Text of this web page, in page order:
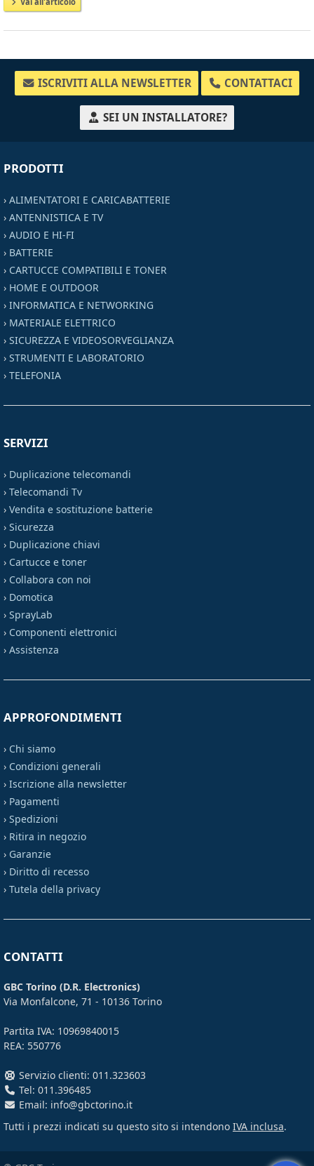
ISCRIVITI ALLA NEWSLETTER CONTATTACI
SEI UN INSTALLATORE?
PRODOTTI
› ALIMENTATORI E CARICABATTERIE
› ANTENNISTICA E TV
› AUDIO E HI-FI
› BATTERIE
› CARTUCCE COMPATIBILI E TONER
› HOME E OUTDOOR
› INFORMATICA E NETWORKING
› MATERIALE ELETTRICO
› SICUREZZA E VIDEOSORVEGLIANZA
› STRUMENTI E LABORATORIO
› TELEFONIA
SERVIZI
› Duplicazione telecomandi
› Telecomandi Tv
› Vendita e sostituzione batterie
› Sicurezza
› Duplicazione chiavi
› Cartucce e toner
› Collabora con noi
› Domotica
› SprayLab
› Componenti elettronici
› Assistenza
APPROFONDIMENTI
› Chi siamo
› Condizioni generali
› Iscrizione alla newsletter
› Pagamenti
› Spedizioni
› Ritira in negozio
› Garanzie
› Diritto di recesso
› Tutela della privacy
CONTATTI
GBC Torino (D.R. Electronics)
Via Monfalcone, 71 - 10136 Torino
Partita IVA: 10969840015
REA: 550776
Servizio clienti: 011.323603
Tel: 011.396485
Email: info@gbctorino.it
Tutti i prezzi indicati su questo sito si intendono IVA inclusa.